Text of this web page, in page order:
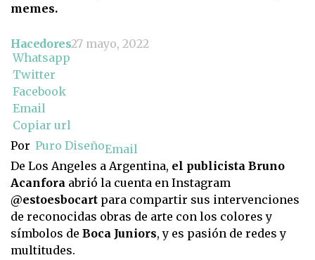
memes.
Hacedores27 mayo, 2022
Whatsapp
Twitter
Facebook
Email
Copiar url
Por Puro DiseñoEmail
De Los Angeles a Argentina, el publicista Bruno
Acanfora abrió la cuenta en Instagram
@estoesbocart para compartir sus intervenciones
de reconocidas obras de arte con los colores y
símbolos de Boca Juniors, y es pasión de redes y
multitudes.